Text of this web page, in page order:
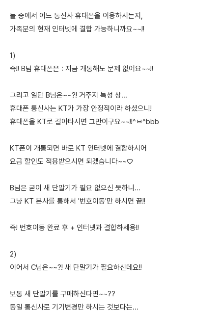
둘 중에서 어느 통신사 휴대폰을 이용하시든지,
가족분의 현재 인터넷에 결합 가능하니까요~~!!
1)
즉!! B님 휴대폰은 : 지금 개통해도 문제 없어요~~!!
그리고 일단 B님은~~?! 거주지 특성 상...
휴대폰 통신사는 KT가 가장 안정적이라 하셨으니!
휴대폰을 KT로 갈아타시면 그만이구요~~!!^ㅂ^bbb
KT폰이 개통되면 바로 KT 인터넷에 결합하시어
요금 할인도 적용받으시면 되겠습니다~~♡
B님은 굳이 새 단말기가 필요 없으신 듯하니...
그냥 KT 본사를 통해서 '번호이동'만 하시면 끝!!
즉! 번호이동 완료 후 + 인터넷과 결합하세용!!
2)
이어서 C님은~~?! 새 단말기가 필요하신데요!!
보통 새 단말기를 구매하신다면~~??
동일 통신사로 기기변경만 하시는 것보다는...